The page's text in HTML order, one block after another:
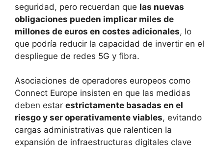
seguridad, pero recuerdan que las nuevas
obligaciones pueden implicar miles de
millones de euros en costes adicionales, lo
que podría reducir la capacidad de invertir en el
despliegue de redes 5G y fibra.
Asociaciones de operadores europeos como
Connect Europe insisten en que las medidas
deben estar estrictamente basadas en el
riesgo y ser operativamente viables, evitando
cargas administrativas que ralenticen la
expansión de infraestructuras digitales clave